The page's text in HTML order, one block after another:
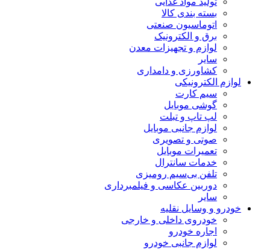
بسته بندی کالا
اتوماسیون صنعتی
برق و الکترونیک
لوازم و تجهیزات معدن
سایر
کشاورزی و دامداری
لوازم الکترونیکی
سیم کارت
گوشی موبایل
لپ تاپ و تبلت
لوازم جانبی موبایل
صوتی و تصویری
تعمیرات موبایل
خدمات سانترال
تلفن بی‌سیم رومیزی
دوربین عکاسی و فیلمبرداری
سایر
خودرو و وسایل نقلیه
خودروی داخلی و خارجی
اجاره خودرو
لوازم جانبی خودرو